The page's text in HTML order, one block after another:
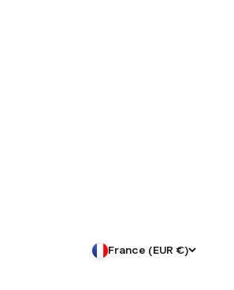
France (EUR €)